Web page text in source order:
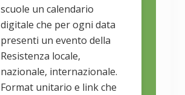
scuole un calendario
digitale che per ogni data
presenti un evento della
Resistenza locale,
nazionale, internazionale.
Format unitario e link che